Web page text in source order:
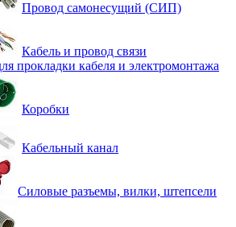
Провод самонесущий (СИП)
Кабель и провод связи
прокладки кабеля и электромонтажа
Коробки
Кабельный канал
Силовые разъемы, вилки, штепсели